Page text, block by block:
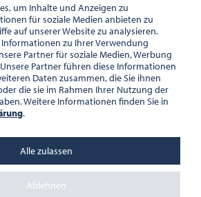
UHR
DATENSCHUTZ
um Inhalte und Anzeigen zu
für soziale Medien anbieten zu
auf unserer Website zu analysieren.
zu Ihrer Verwendung
Partner für soziale Medien, Werbung
Partner führen diese Informationen
Daten zusammen, die Sie ihnen
die sie im Rahmen Ihrer Nutzung der
Weitere Informationen finden Sie in
.
Ablehnen
Alle zulassen